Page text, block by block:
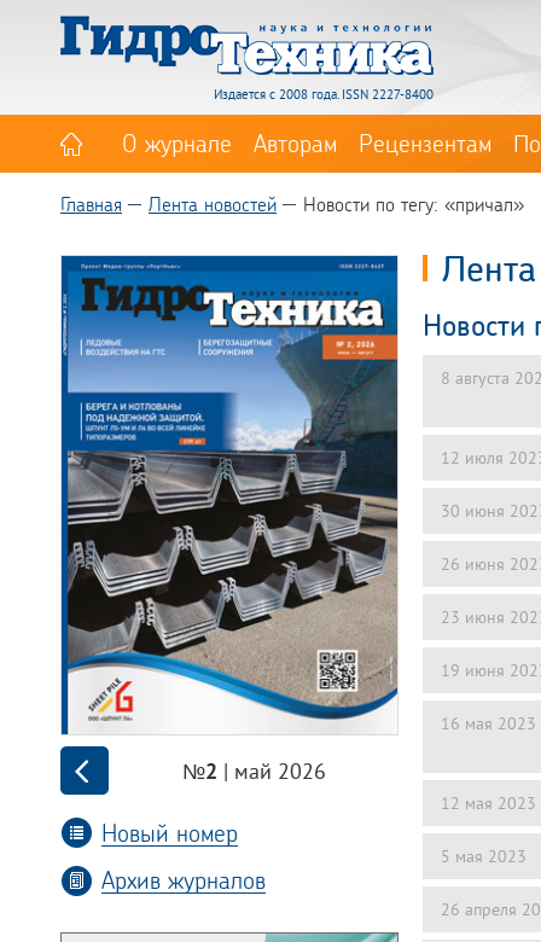
Издается с 2008 года. ISSN 2227-8400
О журнале Авторам Рецензентам
Главная Лента новостей Новости по тегу: «причал»
№2 | май 2026
Новый номер
Архив журналов
Новости
8 августа
12 июля
30 июня
26 июня
23 июня
19 июня
16 мая 2023
12 мая 2023
5 мая 2023
26 апреля